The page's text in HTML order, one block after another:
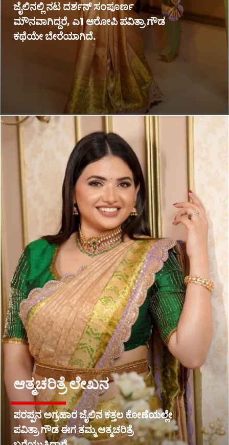
ಜೈಲಿನಲ್ಲಿ ನಟ ದರ್ಶನ್ ಸಂಪೂರ್ಣ
ಮೌನವಾಗಿದ್ದರೆ, ಎ1 ಆರೋಪಿ ಪವಿತ್ರಾ ಗೌಡ
ಕಥೆಯೇ ಬೇರೆಯಾಗಿದೆ.
ಆತ್ಮಚರಿತ್ರೆ ಲೇಖನ
ಪರಪ್ಪನ ಅಗ್ರಹಾರ ಜೈಲಿನ ಕತ್ತಲ ಕೋಣೆಯಲ್ಲೇ
ಪವಿತ್ರಾ ಗೌಡ ಈಗ ತಮ್ಮ ಆತ್ಮಚರಿತ್ರೆ